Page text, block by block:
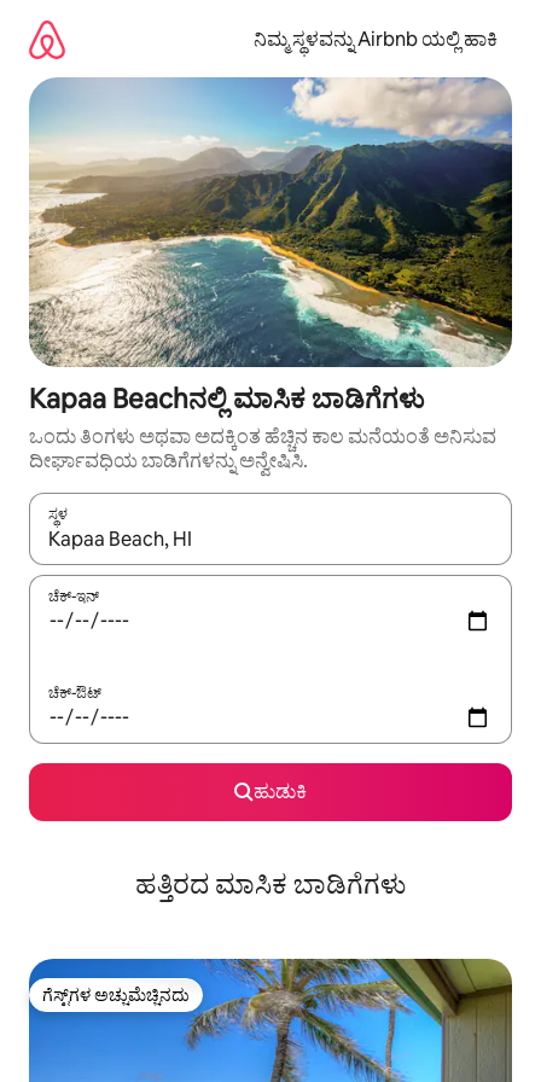
ಹೋಗಿ
ನಿಮ್ಮ ಸ್ಥಳವನ್ನು Airbnb ಯಲ್ಲಿ ಹಾಕಿ
Kapaa Beachನಲ್ಲಿ ಮಾಸಿಕ ಬಾಡಿಗೆಗಳು
ಒಂದು ತಿಂಗಳು ಅಥವಾ ಅದಕ್ಕಿಂತ ಹೆಚ್ಚಿನ ಕಾಲ ಮನೆಯಂತೆ ಅನಿಸುವ
ದೀರ್ಘಾವಧಿಯ ಬಾಡಿಗೆಗಳನ್ನು ಅನ್ವೇಷಿಸಿ.
ಸ್ಥಳ
ಫಲಿತಾಂಶಗಳು ಲಭ್ಯವಿರುವಾಗ, ಅಪ್ ಮತ್ತು ಡೌನ್ ಬಾಣದ ಕೀಲಿಗಳೊಂದಿಗೆ
ಚೆಕ್-ಇನ್
ಚೆಕ್-ಔಟ್
ಹುಡುಕಿ
ಹತ್ತಿರದ ಮಾಸಿಕ ಬಾಡಿಗೆಗಳು
ಗೆಸ್ಟ್‌ಗಳ ಅಚ್ಚುಮೆಚ್ಚಿನದು
ಗೆಸ್ಟ್‌ಗಳ ಅಚ್ಚುಮೆಚ್ಚಿನದು